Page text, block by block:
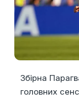
Збірна
головних